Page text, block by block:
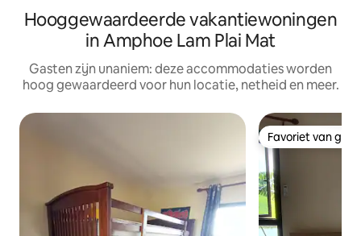
Hooggewaardeerde vakantiewoningen
in Amphoe Lam Plai Mat
Gasten zijn unaniem: deze accommodaties worden
hoog gewaardeerd voor hun locatie, netheid en meer.
Favoriet van
Favoriet van